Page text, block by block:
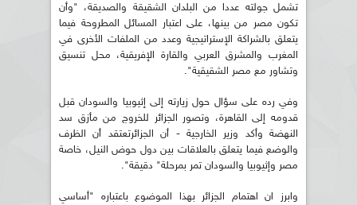
تشمل جولته عددا من البلدان الشقيقة والصديقة، "وأن
تكون مصر من بينها، على اعتبار المسائل المطروحة فيما
يتعلق بالشراكة الإستراتيجية وعدد من الملفات الأخرى في
المغرب والمشرق العربي والقارة الإفريقية، محل تنسيق
وتشاور مع مصر الشقيقية".
وفي رده على سؤال حول زيارته إلى إثيوبيا والسودان قبل
قدومه إلى القاهرة، وتصور الجزائر للخروج من مأزق سد
النهضة وأكد وزير الخارجية - أن الجزائرتعتقد أن الظرف
والوضع فيما يتعلق بالعلاقات بين دول حوض النيل، خاصة
مصر وإثيوبيا والسودان تمر بمرحلة" دقيقة".
وابرز ان اهتمام الجزائر بهذا الموضوع باعتباره "أساسي